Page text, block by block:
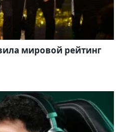
мировой рейтинг